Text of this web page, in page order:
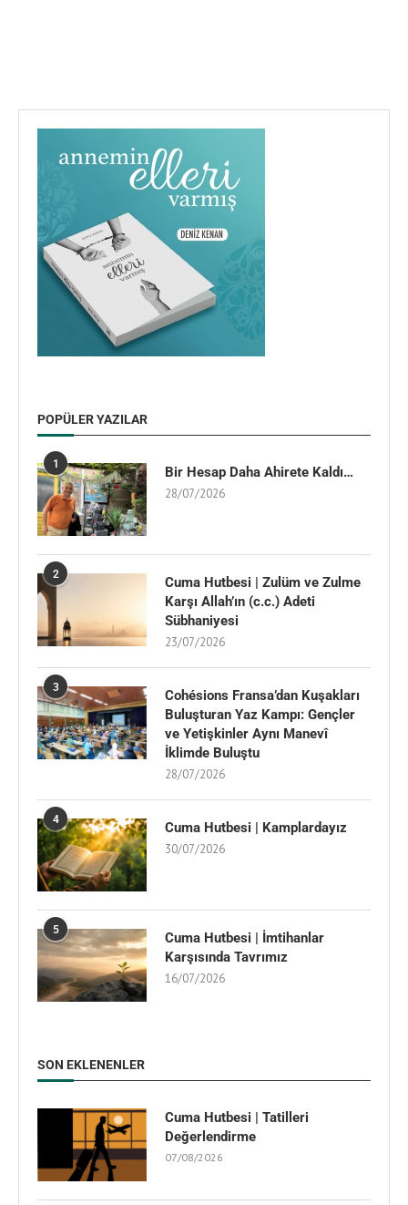
POPÜLER YAZILAR
1 Bir Hesap Daha Ahirete Kaldı…
28/07/2026
2
Cuma Hutbesi | Zulüm ve Zulme
Karşı Allah’ın (c.c.) Adeti
Sübhaniyesi
23/07/2026
3
Cohésions Fransa’dan Kuşakları
Buluşturan Yaz Kampı: Gençler
ve Yetişkinler Aynı Manevî
İklimde Buluştu
28/07/2026
4 Cuma Hutbesi | Kamplardayız
30/07/2026
5
Cuma Hutbesi | İmtihanlar
Karşısında Tavrımız
16/07/2026
SON EKLENENLER
Cuma Hutbesi | Tatilleri
Değerlendirme
07/08/2026